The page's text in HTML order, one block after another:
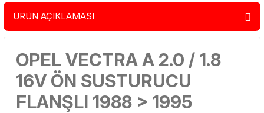
ÜRÜN AÇIKLAMASI
OPEL VECTRA A 2.0 / 1.8
16V ÖN SUSTURUCU
FLANŞLI 1988 > 1995